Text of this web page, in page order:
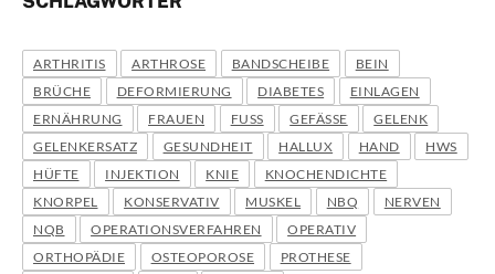
ARTHRITIS ARTHROSE BANDSCHEIBE
BEIN
BRÜCHE
DEFORMIERUNG DIABETES
EINLAGEN
ERNÄHRUNG
FRAUEN FUSS GEFÄSSE
GELENK
GELENKERSATZ
GESUNDHEIT HALLUX HAND
HWS
HÜFTE
INJEKTION KNIE
KNOCHENDICHTE
KNORPEL
KONSERVATIV MUSKEL NBQ
NERVEN
NQB
OPERATIONSVERFAHREN
OPERATIV
ORTHOPÄDIE
OSTEOPOROSE
PROTHESE